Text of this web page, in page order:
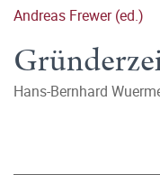
Andreas Frewer (ed.)
Hans-Bernhard